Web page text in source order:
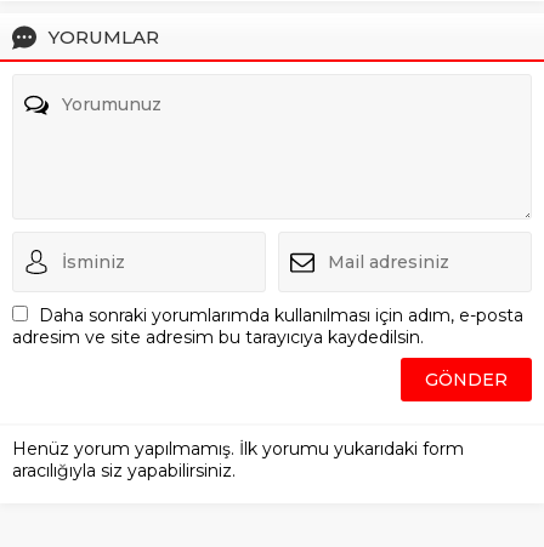
YORUMLAR
Daha sonraki yorumlarımda kullanılması için adım, e-posta
adresim ve site adresim bu tarayıcıya kaydedilsin.
Henüz yorum yapılmamış. İlk yorumu yukarıdaki form
aracılığıyla siz yapabilirsiniz.